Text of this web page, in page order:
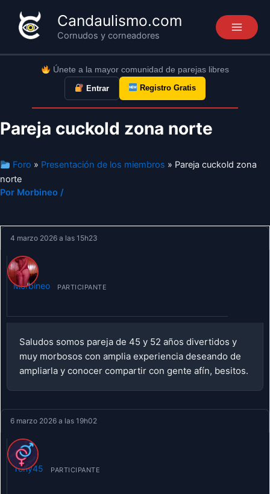
contenido
Candaulismo.com
Cornudos y corneadores
Únete a la mayor comunidad de parejas libres
Entrar Registro Gratis
Pareja cuckold zona norte
Foro » Presentación de los miembros » Pareja cuckold zona
norte
Por Morbineo /
4 marzo 2026 a las 15h23
Morbineo PARTICIPANTE
Saludos somos pareja de 45 y 52 años divertidos y
muy morbosos con amplia experiencia deseando de
ampliarla y conocer compartir con gente afín, besitos.
6 marzo 2026 a las 19h02
Tony45 PARTICIPANTE